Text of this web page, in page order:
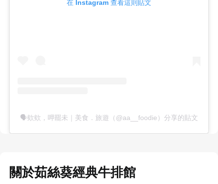
在 Instagram 查看這則貼文
🗣欸欸，呷罷未｜美食．旅遊（@aa__foodie）分享的貼文
關於茹絲葵經典牛排館